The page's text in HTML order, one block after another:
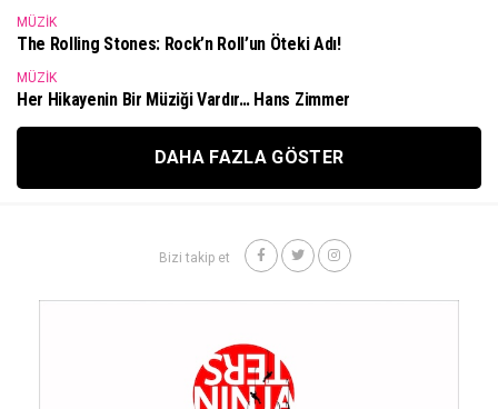
MÜZIK
The Rolling Stones: Rock’n Roll’un Öteki Adı!
MÜZIK
Her Hikayenin Bir Müziği Vardır… Hans Zimmer
DAHA FAZLA GÖSTER
Bizi takip et